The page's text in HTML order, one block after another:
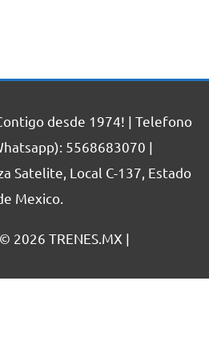
Contigo desde 1974! | Telefono
5568683070 |
Satelite, Local C-137, Estado
Mexico.
2026 TRENES.MX |